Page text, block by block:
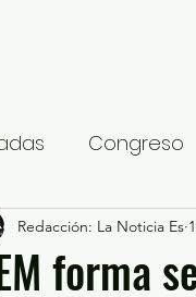
Congreso
Nacional Estatal
forma
Redacción: La Noticia Es